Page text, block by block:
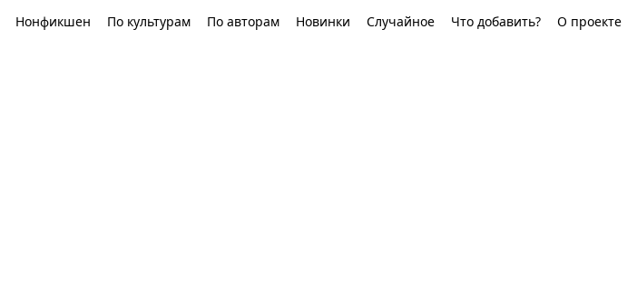
Нонфикшен По культурам По авторам Новинки Случайное Что добавить? О проекте